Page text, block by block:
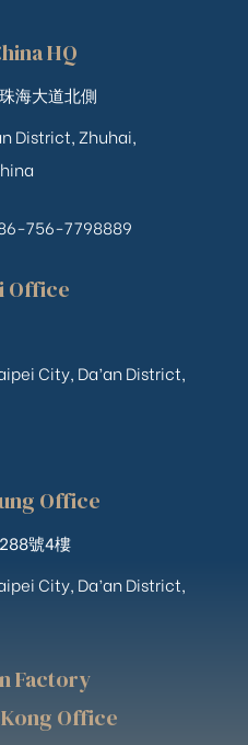
HQ
海大道北側
District, Zhuhai,
756-7798889
Office
City, Da’an District,
Office
號4樓
City, Da’an District,
Factory
Office